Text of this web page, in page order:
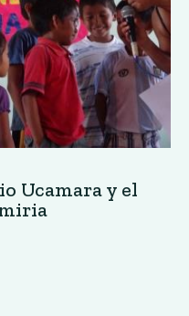
Ucamara y el